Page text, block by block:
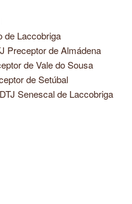
de Laccobriga
Preceptor de Almádena
de Vale do Sousa
de Setúbal
Senescal de Laccobriga